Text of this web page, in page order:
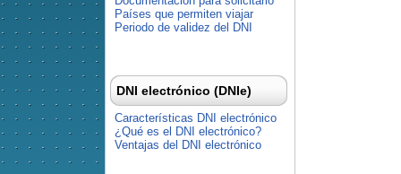
Países que permiten viajar
Periodo de validez del DNI
DNI electrónico (DNIe)
Características DNI electrónico
¿Qué es el DNI electrónico?
Ventajas del DNI electrónico